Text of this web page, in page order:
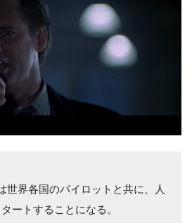
世界各国のパイロットと共に、人
ートすることになる。